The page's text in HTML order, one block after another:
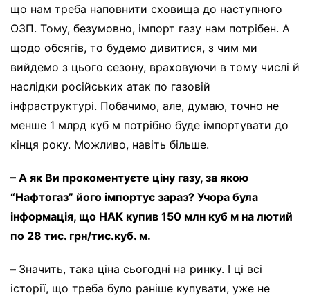
що нам треба наповнити сховища до наступного
ОЗП. Тому, безумовно, імпорт газу нам потрібен. А
щодо обcягів, то будемо дивитися, з чим ми
вийдемо з цього сезону, враховуючи в тому числі й
наслідки російських атак по газовій
інфраструктурі. Побачимо, але, думаю, точно не
менше 1 млрд куб м потрібно буде імпортувати до
кінця року. Можливо, навіть більше.
– А як Ви прокоментуєте ціну газу, за якою
“Нафтогаз” його імпортує зараз? Учора була
інформація, що НАК купив 150 млн куб м на лютий
по 28 тис. грн/тис.куб. м.
– Значить, така ціна сьогодні на ринку. І ці всі
історії, що треба було раніше купувати, уже не